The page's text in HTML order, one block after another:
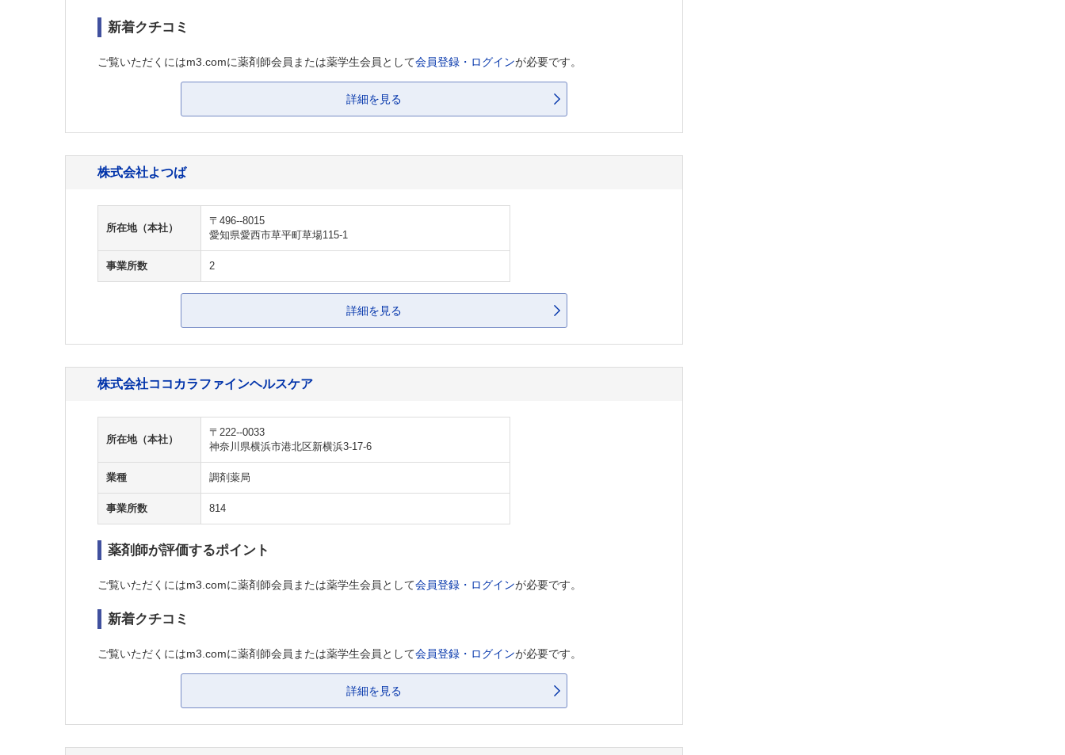
新着クチコミ
ご覧いただくにはm3.comに薬剤師会員または薬学生会員として会員登録・ログインが必要です。
詳細を見る
株式会社よつば
所在地（本社）
〒496--8015
愛知県愛西市草平町草場115-1
事業所数 2
詳細を見る
株式会社ココカラファインヘルスケア
所在地（本社）
〒222--0033
神奈川県横浜市港北区新横浜3-17-6
業種 調剤薬局
事業所数 814
薬剤師が評価するポイント
ご覧いただくにはm3.comに薬剤師会員または薬学生会員として会員登録・ログインが必要です。
新着クチコミ
ご覧いただくにはm3.comに薬剤師会員または薬学生会員として会員登録・ログインが必要です。
詳細を見る